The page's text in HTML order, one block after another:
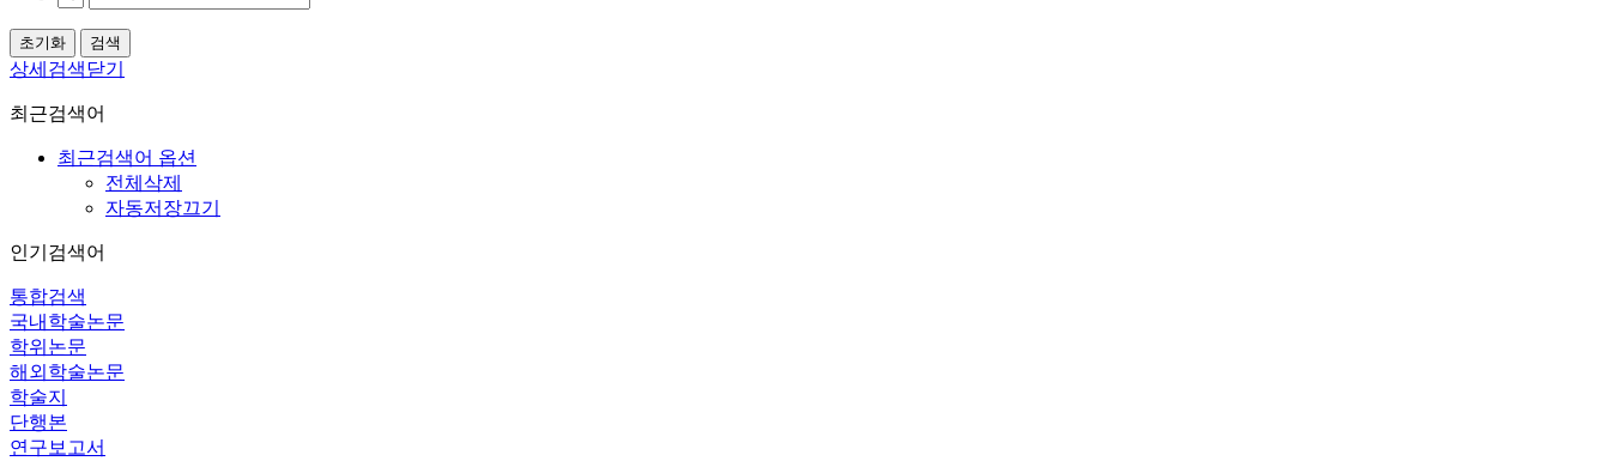
상세검색닫기
최근검색어
최근검색어 옵션
전체삭제
자동저장끄기
인기검색어
통합검색
국내학술논문
학위논문
해외학술논문
학술지
단행본
연구보고서